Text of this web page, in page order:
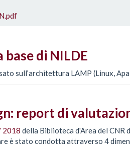
base di NILDE
sull’architettura LAMP (Linux,
report di
2018 della Biblioteca d'Area del
è stato condotta attraverso 4